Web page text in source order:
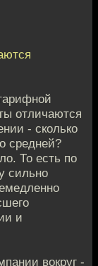
отличаются
- сколько
средней?
То есть по
сильно
и
вокруг -